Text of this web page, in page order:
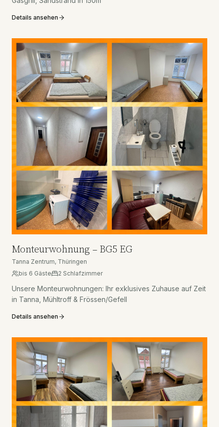
Details ansehen
Monteurwohnung – BG5 EG
Tanna Zentrum, Thüringen
bis 6 Gäste 2 Schlafzimmer
Unsere Monteurwohnungen: Ihr exklusives Zuhause auf Zeit
in Tanna, Mühltroff & Frössen/Gefell
Details ansehen